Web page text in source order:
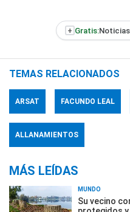
+ Gratis:Noticias
TEMAS RELACIONADOS
ARSAT FACUNDO LEAL
ALLANAMIENTOS
MÁS LEÍDAS
MUNDO
Su vecino